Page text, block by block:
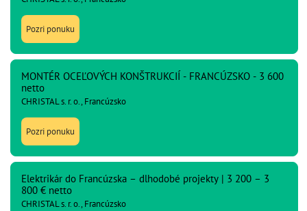
Pozri ponuku
MONTÉR OCEĽOVÝCH KONŠTRUKCIÍ - FRANCÚZSKO - 3 600
netto
CHRISTAL s. r. o., Francúzsko
Pozri ponuku
Elektrikár do Francúzska – dlhodobé projekty | 3 200 – 3
800 € netto
CHRISTAL s. r. o., Francúzsko